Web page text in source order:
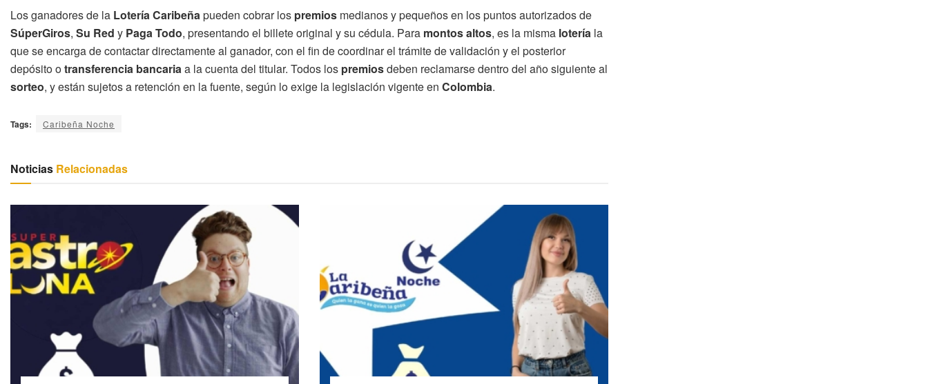
Los ganadores de la Lotería Caribeñapueden cobrar los premios medianos y pequeños en los puntos autorizados de
SúperGiros, Su Red y Paga Todo, presentando el billete original y su cédula. Para montos altos, es la misma lotería la
que se encarga de contactar directamente al ganador, con el fin de coordinar el trámite de validación y el posterior
depósito otransferencia bancariaa la cuenta del titular. Todos los premiosdeben reclamarse dentro del año siguiente al
sorteo, y están sujetos a retención en la fuente, según lo exige la legislación vigente en Colombia.
Tags: Caribeña Noche
Noticias Relacionadas